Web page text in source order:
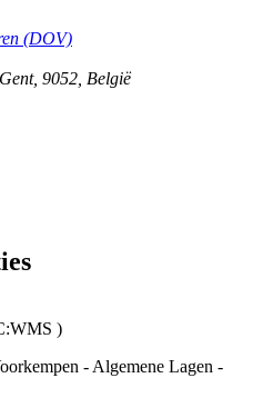
(DOV)
Gent, 9052, België
)
- Algemene Lagen -